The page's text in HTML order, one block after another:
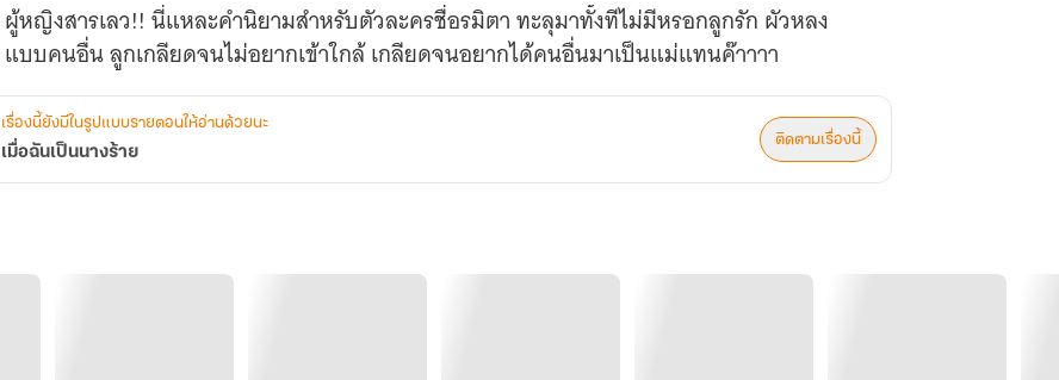
ผู้หญิงสารเลว!! นี่แหละคำนิยามสำหรับตัวละครชื่อรมิตา ทะลุมาทั้งทีไม่มีหรอกลูกรัก ผัวหลง
แบบคนอื่น ลูกเกลียดจนไม่อยากเข้าใกล้ เกลียดจนอยากได้คนอื่นมาเป็นแม่แทนค๊าาาา
เรื่องนี้ยังมีในรูปแบบรายตอนให้อ่านด้วยนะ
เมื่อฉันเป็นนางร้าย
ติดตามเรื่องนี้